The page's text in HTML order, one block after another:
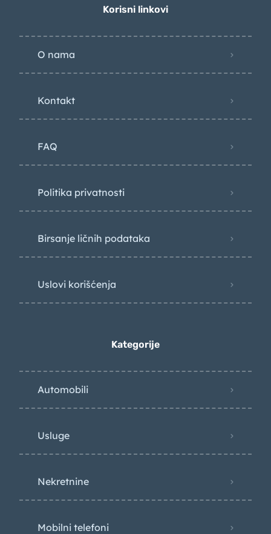
Korisni linkovi
O nama
Kontakt
FAQ
Politika privatnosti
Birsanje ličnih podataka
Uslovi korišćenja
Kategorije
Automobili
Usluge
Nekretnine
Mobilni telefoni